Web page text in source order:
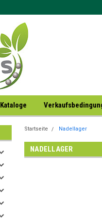
Kataloge
Startseite Nadellager
NADELLAGER